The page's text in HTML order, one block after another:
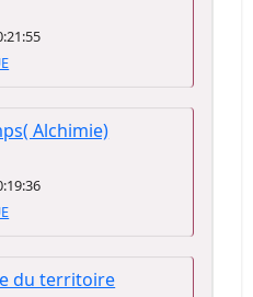
Alchimie)
du territoire